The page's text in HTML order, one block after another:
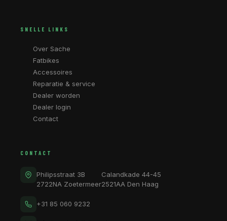
SNELLE LINKS
Over Sache
Fatbikes
Accessoires
Reparatie & service
Dealer worden
Dealer login
Contact
CONTACT
Philipsstraat 3B
2722NA Zoetermeer
Calandkade 44-45
2521AA Den Haag
+31 85 060 9232